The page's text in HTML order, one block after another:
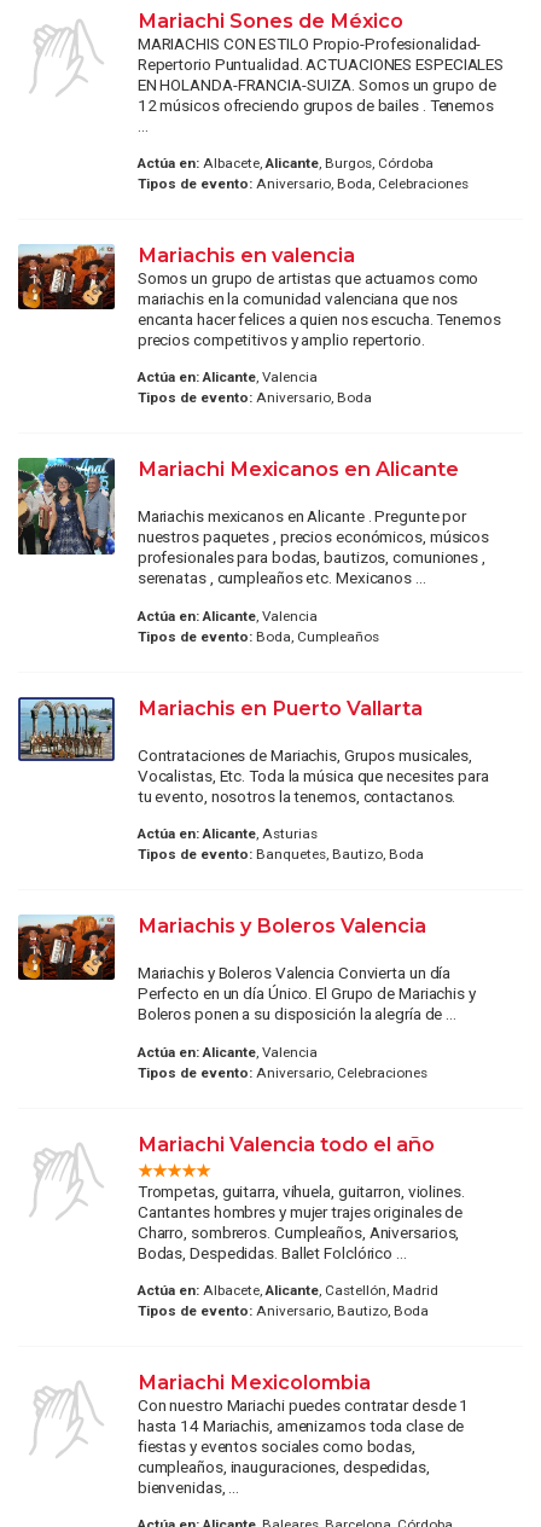
Mariachi Sones de México
MARIACHIS CON ESTILO Propio-Profesionalidad-
Repertorio Puntualidad. ACTUACIONES ESPECIALES
EN HOLANDA-FRANCIA-SUIZA. Somos un grupo de
12 músicos ofreciendo grupos de bailes . Tenemos
Actúa en:Albacete,Alicante, Burgos, Córdoba
Tipos de evento:Aniversario, Boda, Celebraciones
Mariachis en valencia
Somos un grupo de artistas que actuamos como
mariachis en la comunidad valenciana que nos
encanta hacer felices a quien nos escucha. Tenemos
precios competitivos y amplio repertorio.
Actúa en: Alicante, Valencia
Tipos de evento:Aniversario, Boda
Mariachi Mexicanos en Alicante
Mariachis mexicanos en Alicante . Pregunte por
nuestros paquetes , precios económicos, músicos
profesionales para bodas, bautizos, comuniones ,
serenatas , cumpleaños etc. Mexicanos ...
Actúa en: Alicante, Valencia
Tipos de evento:Boda, Cumpleaños
Mariachis en Puerto Vallarta
Contrataciones de Mariachis, Grupos musicales,
Vocalistas, Etc. Toda la música que necesites para
tu evento, nosotros la tenemos, contactanos.
Actúa en: Alicante, Asturias
Tipos de evento:Banquetes, Bautizo, Boda
Mariachis y Boleros Valencia
Mariachis y Boleros Valencia Convierta un día
Perfecto en un día Único. El Grupo de Mariachis y
Boleros ponen a su disposición la alegría de ...
Actúa en: Alicante, Valencia
Tipos de evento:Aniversario, Celebraciones
Mariachi Valencia todo el año
Trompetas, guitarra, vihuela, guitarron, violines.
Cantantes hombres y mujer trajes originales de
Charro, sombreros. Cumpleaños, Aniversarios,
Bodas, Despedidas. Ballet Folclórico ...
Actúa en:Albacete,Alicante, Castellón, Madrid
Tipos de evento:Aniversario, Bautizo, Boda
Mariachi Mexicolombia
Con nuestro Mariachi puedes contratar desde 1
hasta 14 Mariachis, amenizamos toda clase de
fiestas y eventos sociales como bodas,
cumpleaños, inauguraciones, despedidas,
bienvenidas, ...